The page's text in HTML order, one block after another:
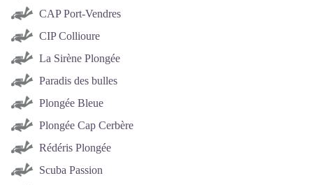
CAP Port-Vendres
CIP Collioure
La Sirène Plongée
Paradis des bulles
Plongée Bleue
Plongée Cap Cerbère
Rédéris Plongée
Scuba Passion